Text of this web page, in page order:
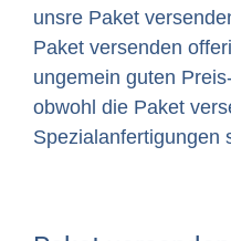
unsre Paket
Paket versenden
ungemein guten
obwohl die Paket
Spezialanfertigungen